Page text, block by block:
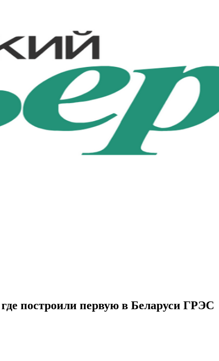
построили первую в Беларуси ГРЭС